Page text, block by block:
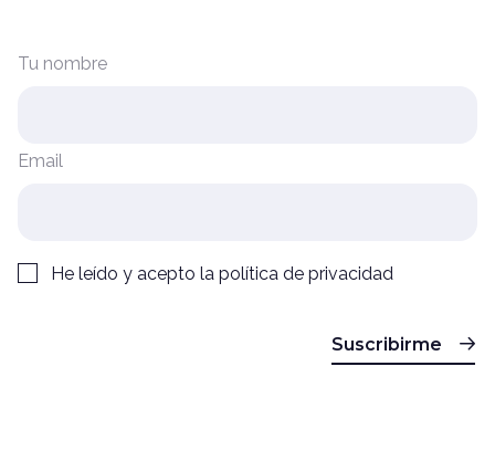
Tu nombre
Email
He leído y acepto la política de privacidad
Suscribirme